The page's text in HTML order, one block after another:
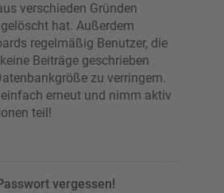
verschieden Gründen
hat. Außerdem
regelmäßig Benutzer, die
Beiträge geschrieben
zu verringern.
erneut und nimm aktiv
teil!
vergessen!